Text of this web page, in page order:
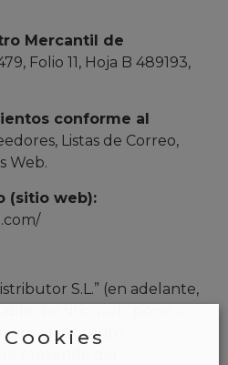
Mercantil de
Folio 11, Hoja B 489193,
conforme al
Listas de Correo,
Web.
(sitio web):
S.L.” (en adelante,
el presente